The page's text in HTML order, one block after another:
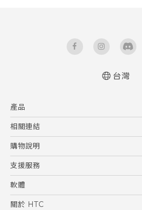
User manual
台灣
產品
5G
智慧型手機
配件
相關連結
HTC Research
購物說明
購物須知
訂單管理
付款方式
支援服務
到府收送維修服務
服務中心資訊
軟體
應用程式
關於 HTC